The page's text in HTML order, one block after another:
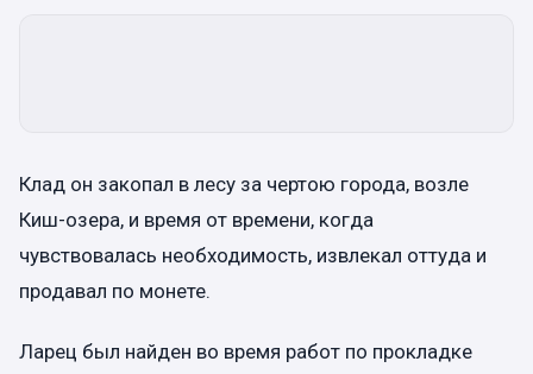
Клад он закопал в лесу за чертою города, возле
Киш-озера, и время от времени, когда
чувствовалась необходимость, извлекал оттуда и
продавал по монете.
Ларец был найден во время работ по прокладке